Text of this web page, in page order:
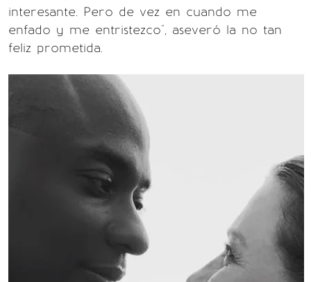
interesante. Pero de vez en cuando me
enfado y me entristezco", aseveró la no tan
feliz prometida.